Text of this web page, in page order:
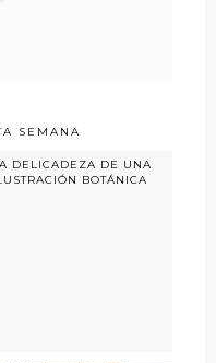
SEMANA
DELICADEZA DE UNA
BOTÁNICA